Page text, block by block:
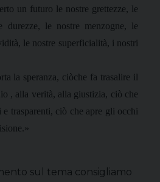
un futuro le nostre grettezze, le
durezze, le nostre menzogne, le
le nostre superficialità, i nostri
la speranza, ciòche fa trasalire il
, alla verità, alla giustizia, ciò che
trasparenti, ciò che apre gli occhi
sul tema consigliamo